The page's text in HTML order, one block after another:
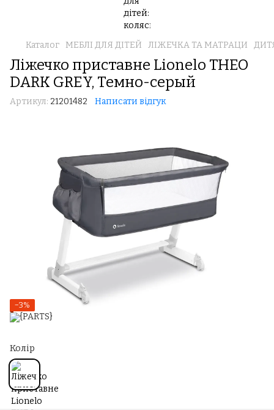
Каталог МЕБЛІ ДЛЯ ДІТЕЙ ЛІЖЕЧКА ТА МАТРАЦИ
Ліжечко приставне Lionelo THEO
DARK GREY, Темно-серый
Артикул: 21201482 Написати відгук
−3%
Колір